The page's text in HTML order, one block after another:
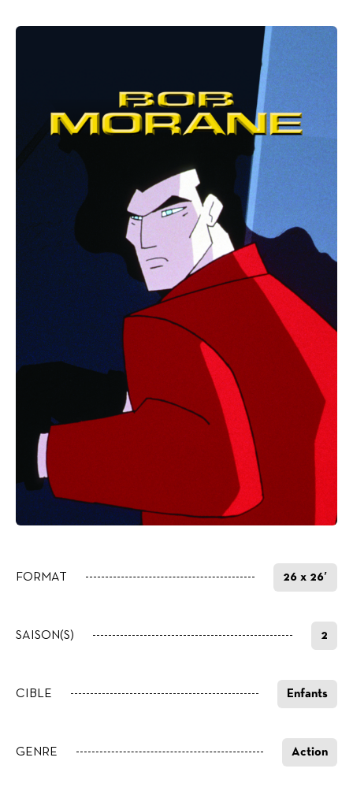
FORMAT 26 x 26′
SAISON(S) 2
CIBLE Enfants
GENRE Action